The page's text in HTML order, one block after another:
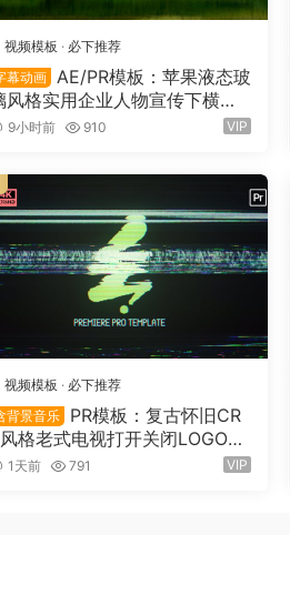
视频模板 · 必下推荐
幕动画
AE/PR模板：苹果液态玻
风格实用企业人物宣传下横栏
幕条文字标题动画（16155）
9小时前 910 VIP
视频模板 · 必下推荐
背景音乐
PR模板：复古怀旧CR
格老式电视打开关闭LOGO动
展示（16151）
1天前 791 VIP